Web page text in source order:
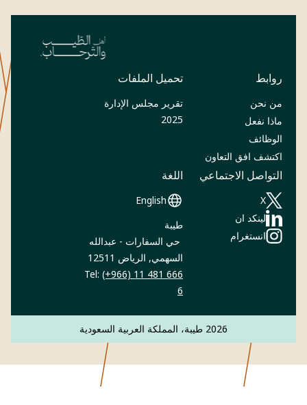
روابط
من نحن
ماذا نفعل
الوظائف
اكتشف افق التعاون
تحميل الملفات
تقرير مجلس الإدارة
2025
(Opens in a new tab)
التواصل الاجتماعي
‎X
انستغرام
اللغة
English
طيبة
حي السفارات - عبدالله
السهمي, الرياض 12511
Tel:(+966) 11 481 666
2026 طيبة، المملكة العربية السعودية